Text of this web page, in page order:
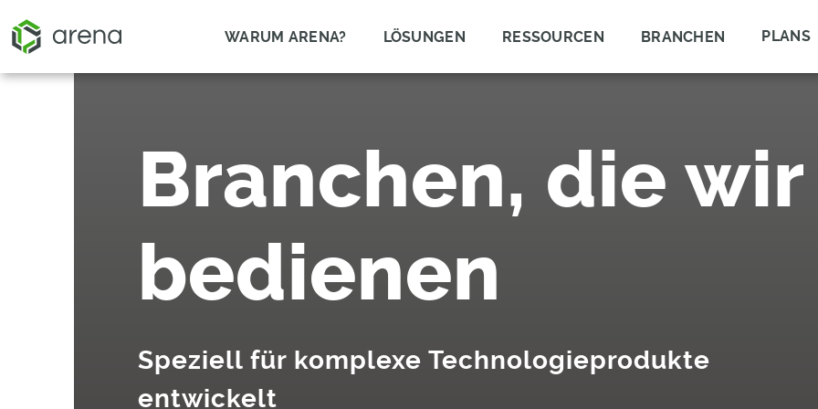
WARUM ARENA? LÖSUNGEN RESSOURCEN BRANCHEN PLANS
Branchen, die wir
bedienen
Speziell für komplexe Technologieprodukte
entwickelt